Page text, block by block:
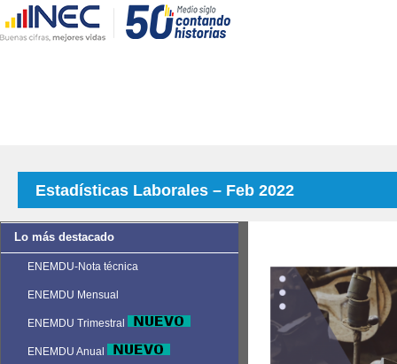
Estadísticas Laborales – Feb 2022
Lo más destacado
ENEMDU-Nota técnica
ENEMDU Mensual
ENEMDU Trimestral
ENEMDU Anual